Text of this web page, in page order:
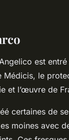
est
Médicis, le
et l’œuvre de
certaines de
moines avec